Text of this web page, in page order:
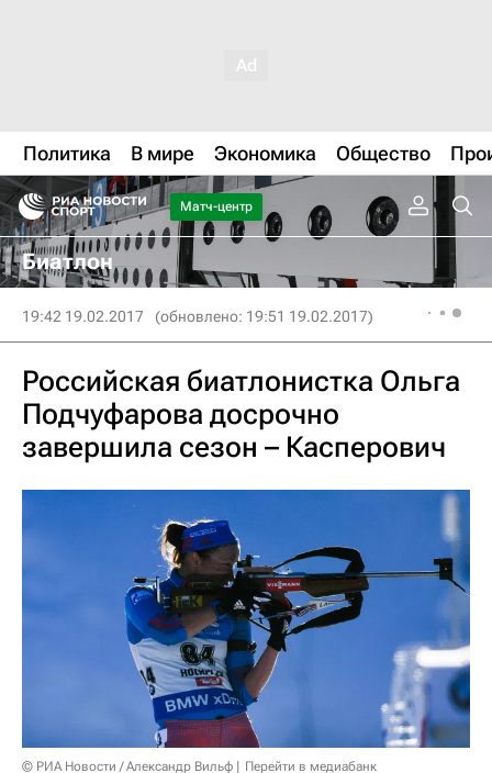
Политика В мире Экономика Общество
Матч-центр
Биатлон
19:42 19.02.2017 (обновлено: 19:51 19.02.2017)
Российская биатлонистка Ольга
Подчуфарова досрочно
завершила сезон – Касперович
© РИА Новости / Александр Вильф Перейти в медиабанк